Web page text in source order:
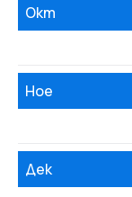
Окт
Ное
Дек